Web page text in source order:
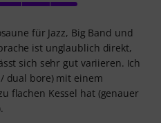
für Jazz, Big Band und
ist unglaublich direkt,
sich sehr gut variieren. Ich
dual bore) mit einem
flachen Kessel hat (genauer